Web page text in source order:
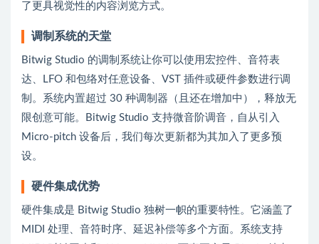
了更具视觉性的内容浏览方式。
调制系统的天堂
Bitwig Studio 的调制系统让你可以使用宏控件、音符表
达、LFO 和包络对任意设备、VST 插件或硬件参数进行调
制。系统内置超过 30 种调制器（且还在增加中），释放无
限创意可能。Bitwig Studio 支持微音阶调音，自从引入
Micro-pitch 设备后，我们每次更新都为其加入了更多预
设。
硬件集成优势
硬件集成是 Bitwig Studio 独树一帜的重要特性。它涵盖了
MIDI 处理、音符时序、延迟补偿等多个方面。系统支持